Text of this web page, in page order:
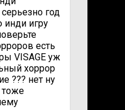
год
инди игру
есть
VISAGE уж
хоррор
??? нет ну
тоже